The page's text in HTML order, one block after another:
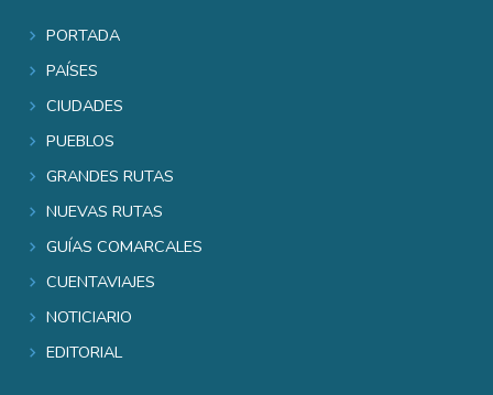
Portada
Países
Ciudades
Pueblos
Grandes rutas
Nuevas rutas
Guías comarcales
Cuentaviajes
Noticiario
Editorial